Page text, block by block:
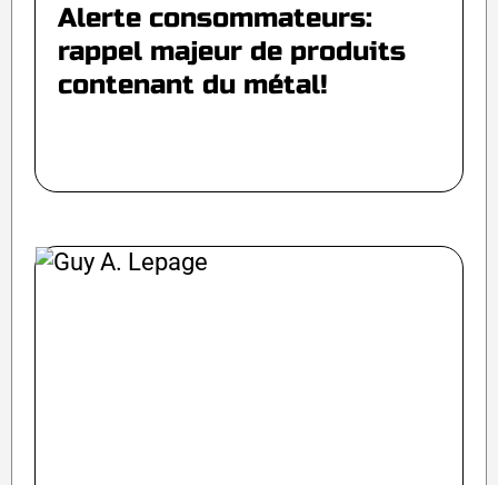
Alerte consommateurs:
rappel majeur de produits
contenant du métal!